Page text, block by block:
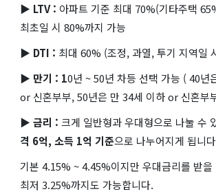
▶ LTV : 아파트 기준 최대 70%(기타주택
최초일 시 80%까지 가능
▶ DTI : 최대 60% (조정, 과열, 투기 지역일
▶ 만기 : 10년 ~ 50년 차등 선택 가능 ( 40년
or 신혼부부, 50년은 만 34세 이하 or 신혼부
▶ 금리 : 크게 일반형과 우대형으로 나눌 수
격 6억, 소득 1억 기준으로 나누어지게 됩니
기본 4.15% ~ 4.45%이지만 우대금리를 받을
최저 3.25%까지도 가능합니다.